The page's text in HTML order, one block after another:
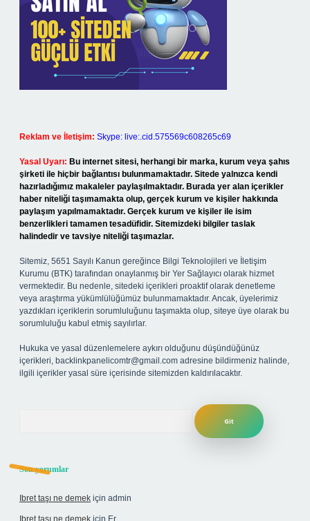
Reklam ve İletişim: Skype: live:.cid.575569c608265c69
Yasal Uyarı: Bu internet sitesi, herhangi bir marka, kurum veya şahıs
şirketi ile hiçbir bağlantısı bulunmamaktadır. Sitede yalnızca kendi
hazırladığımız makaleler paylaşılmaktadır. Burada yer alan içerikler
haber niteliği taşımamakta olup, gerçek kurum ve kişiler hakkında
paylaşım yapılmamaktadır. Gerçek kurum ve kişiler ile isim
benzerlikleri tamamen tesadüfidir. Sitemizdeki bilgiler taslak
halindedir ve tavsiye niteliği taşımazlar.
Sitemiz, 5651 Sayılı Kanun gereğince Bilgi Teknolojileri ve İletişim
Kurumu (BTK) tarafından onaylanmış bir Yer Sağlayıcı olarak hizmet
vermektedir. Bu nedenle, sitedeki içerikleri proaktif olarak denetleme
veya araştırma yükümlülüğümüz bulunmamaktadır. Ancak, üyelerimiz
yazdıkları içeriklerin sorumluluğunu taşımakta olup, siteye üye olarak bu
sorumluluğu kabul etmiş sayılırlar.
Hukuka ve yasal düzenlemelere aykırı olduğunu düşündüğünüz
içerikleri, backlinkpanelicomtr@gmail.com adresine bildirmeniz halinde,
ilgili içerikler yasal süre içerisinde sitemizden kaldırılacaktır.
Son yorumlar
Ibret taşı ne demek için admin
Ibret taşı ne demek için Er